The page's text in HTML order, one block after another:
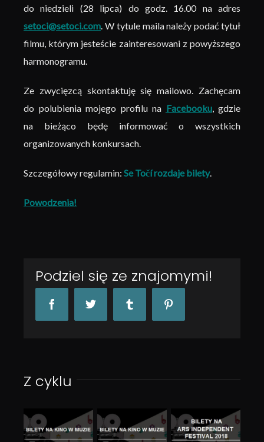
do niedzieli (28 lipca) do godz. 16.00 na adres
setoci@setoci.com . W tytule maila należy podać tytuł
filmu, którym jesteście zainteresowani z powyższego
harmonogramu.
Ze zwycięzcą skontaktuję się mailowo. Zachęcam
do polubienia mojego profilu na Facebooku, gdzie
na bieżąco będę informować o wszystkich
organizowanych konkursach.
Szczegółowy regulamin: Se Točí rozdaje bilety.
Powodzenia!
Podziel się ze znajomymi!
FacebookTwitter Tumblr
Z cyklu